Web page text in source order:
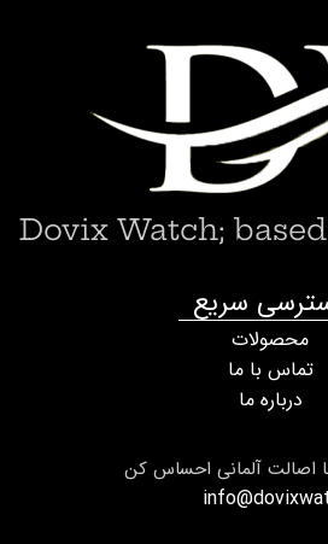
اصالت آلمانی احساس کن
سریع
محصولات
تماس با ما
درباره ما
Dovix Watch;